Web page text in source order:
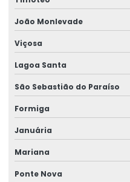
Empresa que faz análise
Empresa que faz laudo
Empresa que realiza
Empresa de saúde
Empresa de saúde e
Empresa de saúde e
João Monlevade
Viçosa
Lagoa Santa
São Sebastião do Paraíso
Formiga
Januária
Mariana
Ponte Nova